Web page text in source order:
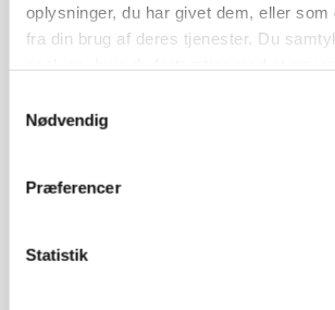
oplysninger, du har givet dem, eller som
fra din brug af deres tjenester. Du
Nødvendig
Præferencer
Statistik
Efter lån på 182 millioner: Sindal
fordoble produktionen og